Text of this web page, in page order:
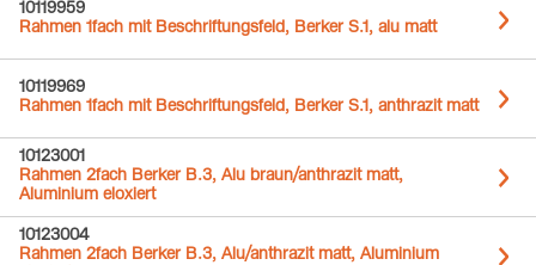
10119959
Rahmen 1fach mit Beschriftungsfeld, Berker S.1, alu matt
10119969
Rahmen 1fach mit Beschriftungsfeld, Berker S.1, anthrazit matt
10123001
Rahmen 2fach Berker B.3, Alu braun/anthrazit matt,
Aluminium eloxiert
10123004
Rahmen 2fach Berker B.3, Alu/anthrazit matt, Aluminium